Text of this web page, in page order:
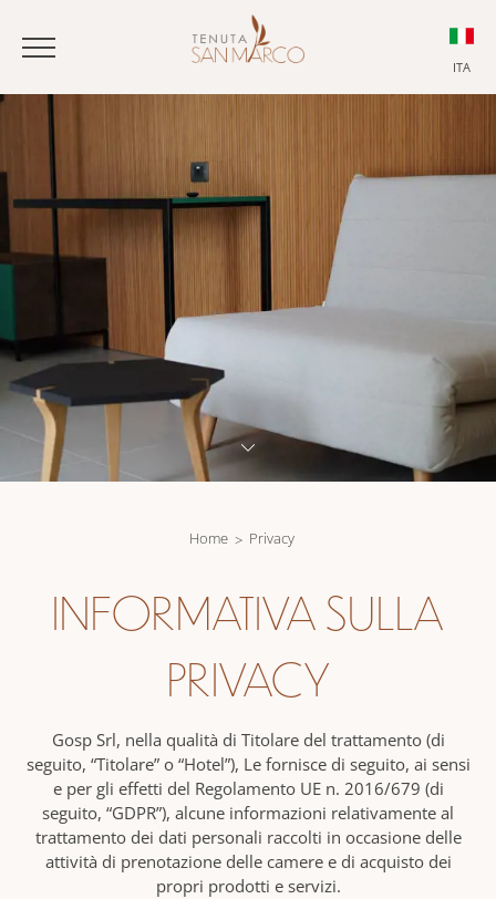
ITA
Home Privacy
INFORMATIVA SULLA
PRIVACY
Gosp Srl, nella qualità di Titolare del trattamento (di
seguito, “Titolare” o “Hotel”), Le fornisce di seguito, ai sensi
e per gli effetti del Regolamento UE n. 2016/679 (di
seguito, “GDPR”), alcune informazioni relativamente al
trattamento dei dati personali raccolti in occasione delle
attività di prenotazione delle camere e di acquisto dei
propri prodotti e servizi.